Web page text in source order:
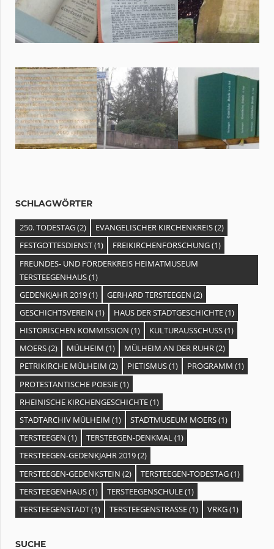
SCHLAGWÖRTER
250. TODESTAG(2) EVANGELISCHER KIRCHENKREIS(2)
FESTGOTTESDIENST(1) FREIKIRCHENFORSCHUNG(1)
FREUNDES- UND FÖRDERKREIS HEIMATMUSEUM
TERSTEEGENHAUS(1)
GEDENKJAHR 2019(1) GERHARD TERSTEEGEN (2)
GESCHICHTSVEREIN (1) HAUS DER STADTGESCHICHTE(1)
HISTORISCHEN KOMMISSION (1) KULTURAUSSCHUSS(1)
MOERS(2) MÜLHEIM (1) MÜLHEIM AN DER RUHR(2)
PETRIKIRCHE MÜLHEIM (2) PIETISMUS(1) PROGRAMM (1)
PROTESTANTISCHE POESIE(1)
RHEINISCHE KIRCHENGESCHICHTE(1)
STADTARCHIV MÜLHEIM (1) STADTMUSEUM MOERS(1)
TERSTEEGEN (1) TERSTEEGEN-DENKMAL(1)
TERSTEEGEN-GEDENKJAHR 2019(2)
TERSTEEGEN-GEDENKSTEIN (2) TERSTEEGEN-TODESTAG(1)
TERSTEEGENHAUS(1) TERSTEEGENSCHULE(1)
TERSTEEGENSTADT(1) TERSTEEGENSTRASSE (1) VRKG(1)
SUCHE